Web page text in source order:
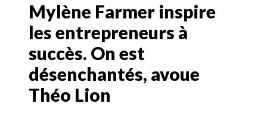
Mylène Farmer inspire
les entrepreneurs à
succès. On est
désenchantés, avoue
Théo Lion